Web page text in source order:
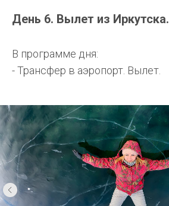
День 6. Вылет из Иркутска.
В программе дня:
- Трансфер в аэропорт. Вылет.